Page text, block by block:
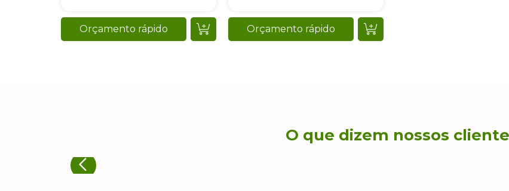
Orçamento rápido Orçamento rápido
O que dizem nossos